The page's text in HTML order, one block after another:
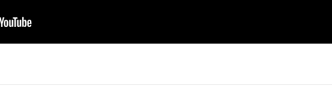
潮來襲！5
茂松牧師訪韓聖會連
射馬干部落一甲子無